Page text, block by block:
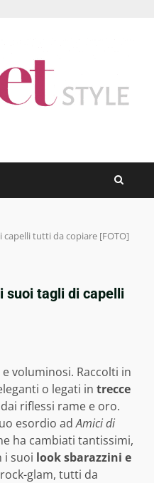
capelli tutti da copiare [FOTO]
suoi tagli di capelli
voluminosi. Raccolti in
o legati in trecce
riflessi rame e oro.
esordio adAmici di
ha cambiati tantissimi,
i suoi look sbarazzini e
glam, tutti da